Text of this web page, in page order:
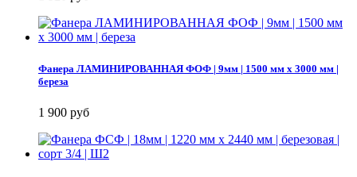
Фанера ЛАМИНИРОВАННАЯ ФОФ | 9мм | 1500 мм х 3000 мм |
береза
1 900 руб